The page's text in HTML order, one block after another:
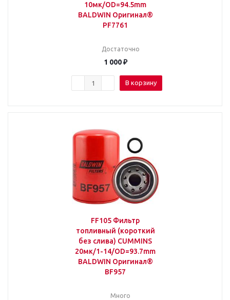
10мк/OD=94.5mm
BALDWIN Оригинал®
PF7761
Достаточно
1 000₽
В корзину
FF105 Фильтр
топливный (короткий
без слива) CUMMINS
20мк/1-14/OD=93.7mm
BALDWIN Оригинал®
BF957
Много